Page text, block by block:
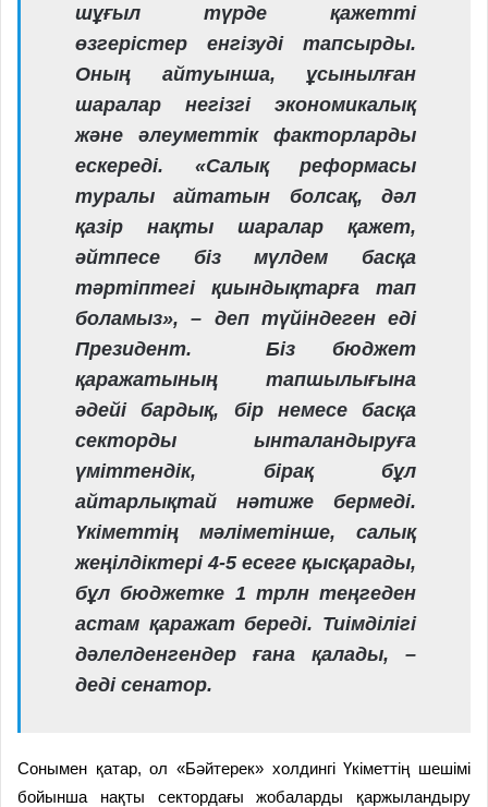
шұғыл түрде қажетті
өзгерістер енгізуді тапсырды.
Оның айтуынша, ұсынылған
шаралар негізгі экономикалық
және әлеуметтік факторларды
ескереді. «Салық реформасы
туралы айтатын болсақ, дәл
қазір нақты шаралар қажет,
әйтпесе біз мүлдем басқа
тәртіптегі қиындықтарға тап
боламыз», – деп түйіндеген еді
Президент. Біз бюджет
қаражатының тапшылығына
әдейі бардық, бір немесе басқа
секторды ынталандыруға
үміттендік, бірақ бұл
айтарлықтай нәтиже бермеді.
Үкіметтің мәліметінше, салық
жеңілдіктері 4-5 есеге қысқарады,
бұл бюджетке 1 трлн теңгеден
астам қаражат береді. Тиімділігі
дәлелденгендер ғана қалады, –
деді сенатор.
Сонымен қатар, ол «Бәйтерек» холдингі Үкіметтің шешімі
бойынша нақты сектордағы жобаларды қаржыландыру